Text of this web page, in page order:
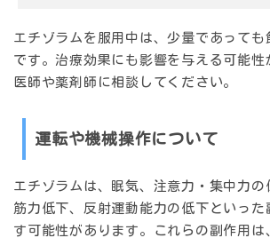
エチゾラムを服用中は、少量であっても
です。治療効果にも影響を与える可能性
医師や薬剤師に相談してください。
運転や機械操作について
エチゾラムは、眠気、注意力・集中力の
筋力低下、反射運動能力の低下といった
す可能性があります。これらの副作用は